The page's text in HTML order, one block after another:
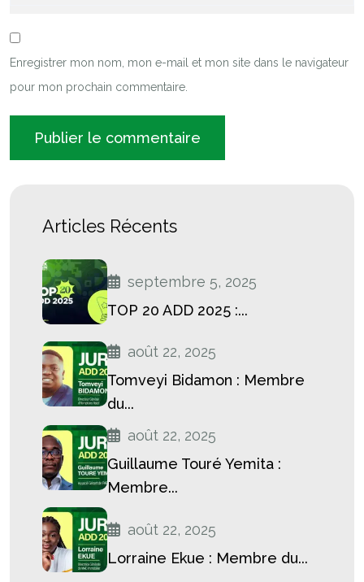
Enregistrer mon nom, mon e-mail et mon site dans le navigateur
pour mon prochain commentaire.
Articles Récents
septembre 5, 2025
TOP 20 ADD 2025 :...
août 22, 2025
Tomveyi Bidamon : Membre
du...
août 22, 2025
Guillaume Touré Yemita :
Membre...
août 22, 2025
Lorraine Ekue : Membre du...